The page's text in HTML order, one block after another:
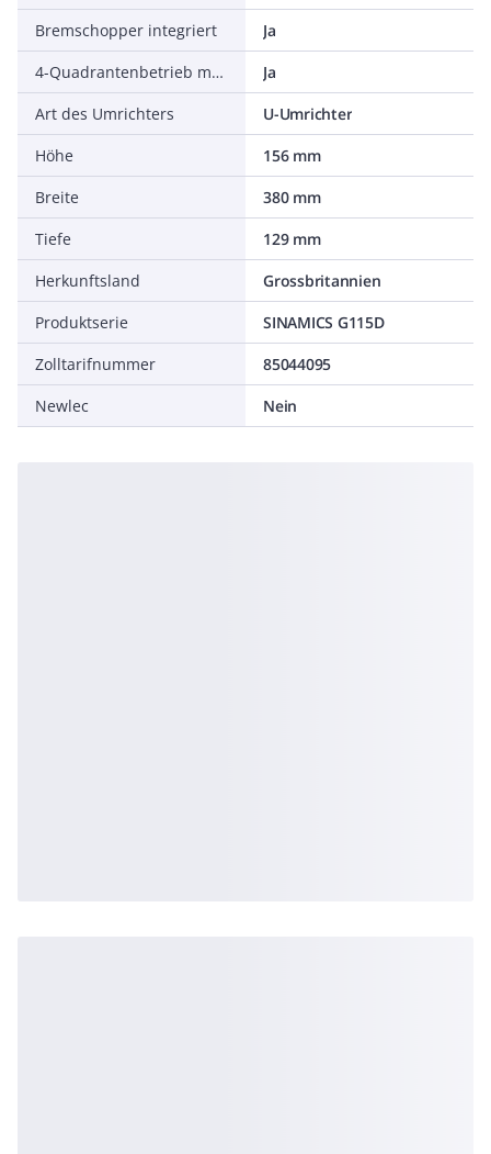
Bremschopper integriert
Ja
4-Quadrantenbetrieb möglich
Ja
Art des Umrichters
U-Umrichter
Höhe
156 mm
Breite
380 mm
Tiefe
129 mm
Herkunftsland
Grossbritannien
Produktserie
SINAMICS G115D
Zolltarifnummer
85044095
Newlec
Nein